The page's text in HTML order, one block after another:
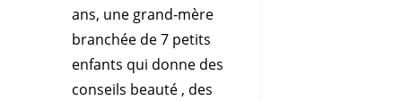
ans, une grand-mère
branchée de 7 petits
enfants qui donne des
conseils beauté , des